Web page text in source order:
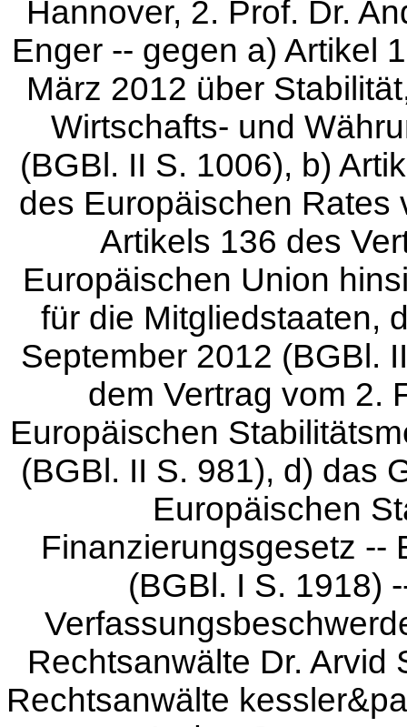
Hannover, 2. Prof. Dr.
Enger -- gegen a) Artikel
März 2012 über
Wirtschafts- und
(BGBl. II S. 1006), b)
des Europäischen Rates
Artikels 136 des
Europäischen Union
für die Mitgliedstaaten,
September 2012 (BGBl.
dem Vertrag vom 2.
Europäischen
(BGBl. II S. 981), d) das
Europäischen
Finanzierungsgesetz --
(BGBl. I S. 1918)
Rechtsanwälte Dr. Arvid
Rechtsanwälte